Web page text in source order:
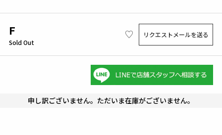
F
Sold Out
リクエストメールを送る
申し訳ございません。ただいま在庫がございません。